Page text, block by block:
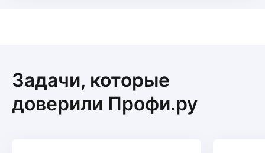
Задачи, которые
доверили Профи.ру